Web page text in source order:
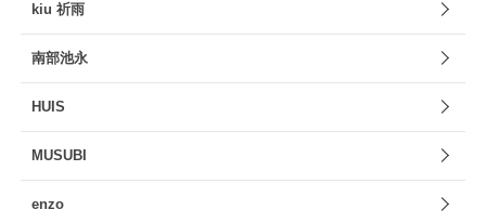
kiu 祈雨
南部池永
HUIS
MUSUBI
enzo